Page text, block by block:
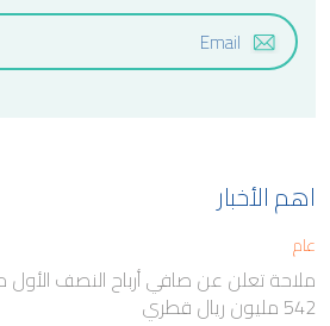
اهم الأخبار
عام
542 مليون ريال قطري